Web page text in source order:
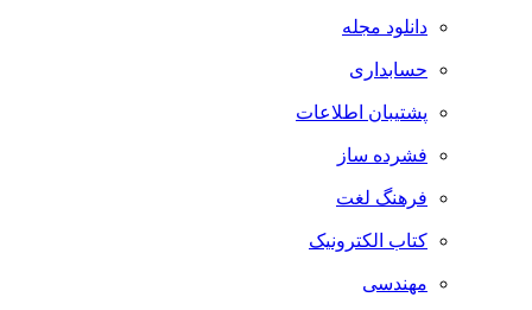
دانلود مجله
حسابداری
پشتیبان اطلاعات
فشرده ساز
فرهنگ لغت
کتاب الکترونیک
مهندسی